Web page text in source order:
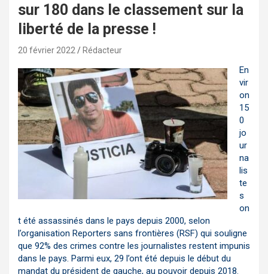
sur 180 dans le classement sur la
liberté de la presse !
20 février 2022 Rédacteur
En
vir
on
15
0
jo
ur
na
lis
te
s
on
t été assassinés dans le pays depuis 2000, selon
l’organisation Reporters sans frontières (RSF) qui souligne
que 92% des crimes contre les journalistes restent impunis
dans le pays. Parmi eux, 29 l’ont été depuis le début du
mandat du président de gauche, au pouvoir depuis 2018.